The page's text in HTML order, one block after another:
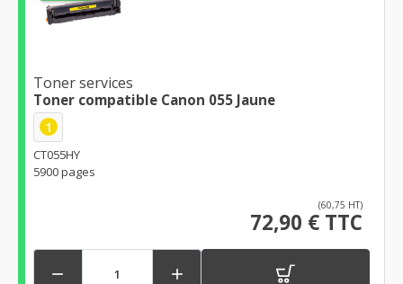
Toner services
Toner compatible Canon 055 Jaune
1
CT055HY
5900 pages
(60,75 HT)
72,90 € TTC
 